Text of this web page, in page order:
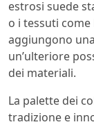
estrosi suede
o i tessuti
aggiungono
un’ulteriore
dei materiali.
La palette dei
tradizione e